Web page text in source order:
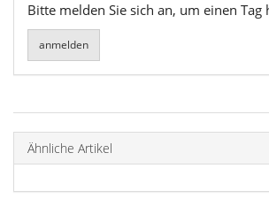
Bitte melden Sie sich an, um einen Tag
Ähnliche Artikel